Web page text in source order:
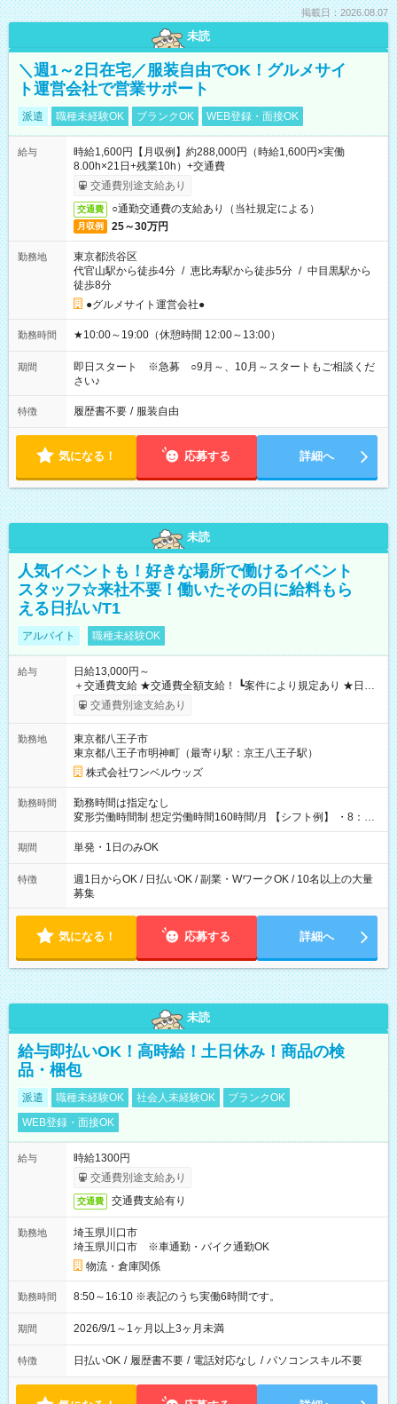
掲載日：2026.08.07
未読
＼週1～2日在宅／服装自由でOK！グルメサイ
ト運営会社で営業サポート
派遣 職種未経験OK ブランクOK WEB登録・面接OK
給与
時給1,600円【月収例】約288,000円（時給1,600円×実働
8.00h×21日+残業10h）+交通費
交通費別途支給あり
交通費 ○通勤交通費の支給あり（当社規定による）
月収例 25～30万円
勤務地
東京都渋谷区
代官山駅から徒歩4分 / 恵比寿駅から徒歩5分 / 中目黒駅から
徒歩8分
●グルメサイト運営会社●
勤務時間 ★10:00～19:00（休憩時間 12:00～13:00）
期間
即日スタート ※急募 ○9月～、10月～スタートもご相談くだ
さい♪
特徴 履歴書不要 / 服装自由
気になる！ 応募する 詳細へ
未読
人気イベントも！好きな場所で働けるイベント
スタッフ☆来社不要！働いたその日に給料もら
える日払い/T1
アルバイト 職種未経験OK
給与
日給13,000円～
＋交通費支給 ★交通費全額支給！ ┗案件により規定あり ★日払
いOK！（規定あり） ┗働いたその日に現金GET♪ お仕事後はコ
ンビニATMから 日払い分を引き落とせます！ 【試用期間】試
交通費別途支給あり
勤務地
東京都八王子市
東京都八王子市明神町（最寄り駅：京王八王子駅）
株式会社ワンベルウッズ
勤務時間
勤務時間は指定なし
変形労働時間制 想定労働時間160時間/月 【シフト例】 ・8：00
～21：00
期間 単発・1日のみOK
特徴
週1日からOK / 日払いOK / 副業・WワークOK / 10名以上の大量
募集
気になる！ 応募する 詳細へ
未読
給与即払いOK！高時給！土日休み！商品の検
品・梱包
派遣 職種未経験OK 社会人未経験OK
ブランクOK
WEB登録・面接OK
給与
時給1300円
交通費別途支給あり
交通費 交通費支給有り
勤務地
埼玉県川口市
埼玉県川口市 ※車通勤・バイク通勤OK
物流・倉庫関係
勤務時間 8:50～16:10 ※表記のうち実働6時間です。
期間 2026/9/1～1ヶ月以上3ヶ月未満
特徴 日払いOK / 履歴書不要 / 電話対応なし / パソコンスキル不要